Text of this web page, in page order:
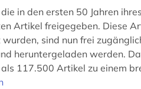
in den ersten 50 Jahren
Artikel freigegeben. Diese
sind nun frei
heruntergeladen werden.
117.500 Artikel zu einem